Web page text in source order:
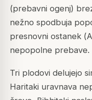
(prebavni ogenj)
nežno spodbuja
presnovni ostanek (
nepopolne prebave.
Tri plodovi delujejo
Haritaki uravnava